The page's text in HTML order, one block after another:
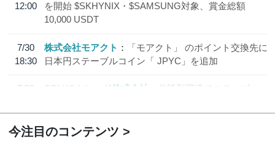
12:00
を開始 $SKHYNIX・$SAMSUNG対象、賞金総額
10,000 USDT
7/30
18:30
株式会社モアクト
「モアクト」 のポイント交換先に
日本円ステーブルコイン「 JPYC」を追加
7/29
SBI VCトレード株式会社
信託型円建てステーブル
今注目のコンテンツ